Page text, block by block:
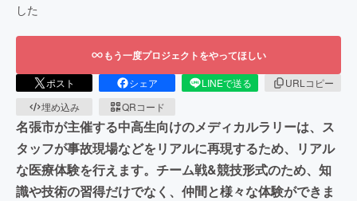
した
もう一度プロジェクトをやってほしい
ポスト シェア LINEで送る
URLコピー
埋め込み
QRコード
名張市が主催する中高生向けのメディカルラリーは、ス
タッフが事故現場などをリアルに再現するため、リアル
な医療体験を行えます。チーム戦&競技形式のため、知
識や技術の習得だけでなく、仲間と様々な体験ができま